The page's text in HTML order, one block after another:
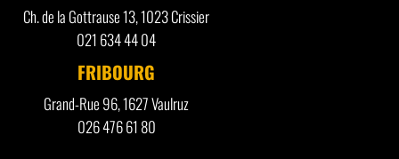
Ch. de la Gottrause 13, 1023 Crissier
021 634 44 04
FRIBOURG
Grand-Rue 96, 1627 Vaulruz
026 476 61 80